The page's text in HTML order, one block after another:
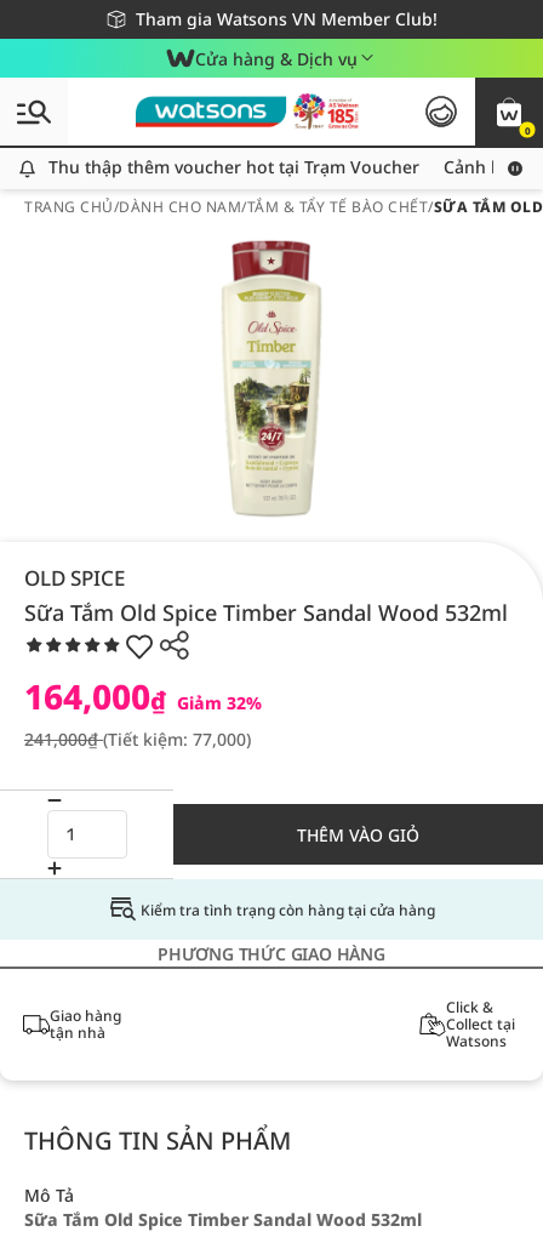
Tham gia Watsons VN Member Club!
Miễn phí giao hàng cho đơn hàng từ 249,000Đ
Giao hàng nhanh 24h - Áp dụng khu vực TP. Hồ Chí Minh
Cửa hàng & Dịch vụ
0
Thu thập thêm voucher hot tại Trạm Voucher
Thu thập thêm voucher hot tại Trạm Voucher Cảnh báo
TRANG CHỦ/DÀNH CHO NAM/TẮM & TẨY TẾ BÀO CHẾT/SỮA TẮM
OLD SPICE
Sữa Tắm Old Spice Timber Sandal Wood 532ml
164,000₫ Giảm 32%
241,000₫(Tiết kiệm: 77,000)
THÊM VÀO GIỎ
Kiểm tra tình trạng còn hàng tại cửa hàng
PHƯƠNG THỨC GIAO HÀNG
Giao hàng
tận nhà
Click &
Collect tại
Watsons
THÔNG TIN SẢN PHẨM
Mô Tả
Sữa Tắm Old Spice Timber Sandal Wood 532ml